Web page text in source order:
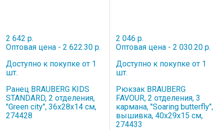
2 642 р.
Оптовая цена - 2 622.30 р.
Доступно к покупке от 1
шт.
Ранец BRAUBERG KIDS
STANDARD, 2 отделения,
"Green city", 36х28х14 см,
274428
2 046 р.
Оптовая цена - 2 030.20 р.
Доступно к покупке от 1
шт.
Рюкзак BRAUBERG
FAVOUR, 2 отделения, 3
кармана, "Soaring butterfly",
вышивка, 40х29х15 см,
274433